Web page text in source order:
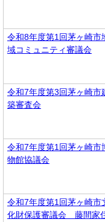
令和8年度第1回茅ヶ崎市
域コミュニティ審議会
令和7年度第3回茅ヶ崎市
築審査会
令和7年度第1回茅ヶ崎市
物館協議会
令和7年度第1回茅ヶ崎市
化財保護審議会 藤間家